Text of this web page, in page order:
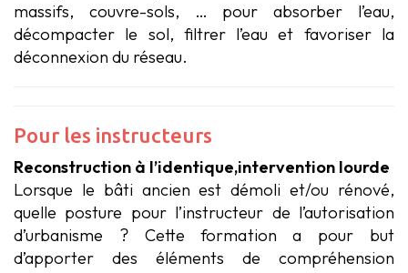
massifs, couvre-sols, … pour absorber l’eau,
décompacter le sol, filtrer l’eau et favoriser la
déconnexion du réseau.
Pour les instructeurs
Reconstruction à l’identique,intervention lourde
Lorsque le bâti ancien est démoli et/ou rénové,
quelle posture pour l’instructeur de l’autorisation
d’urbanisme ? Cette formation a pour but
d’apporter des éléments de compréhension